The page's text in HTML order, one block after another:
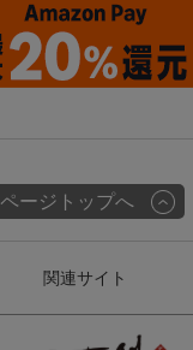
ページトップへ
関連サイト